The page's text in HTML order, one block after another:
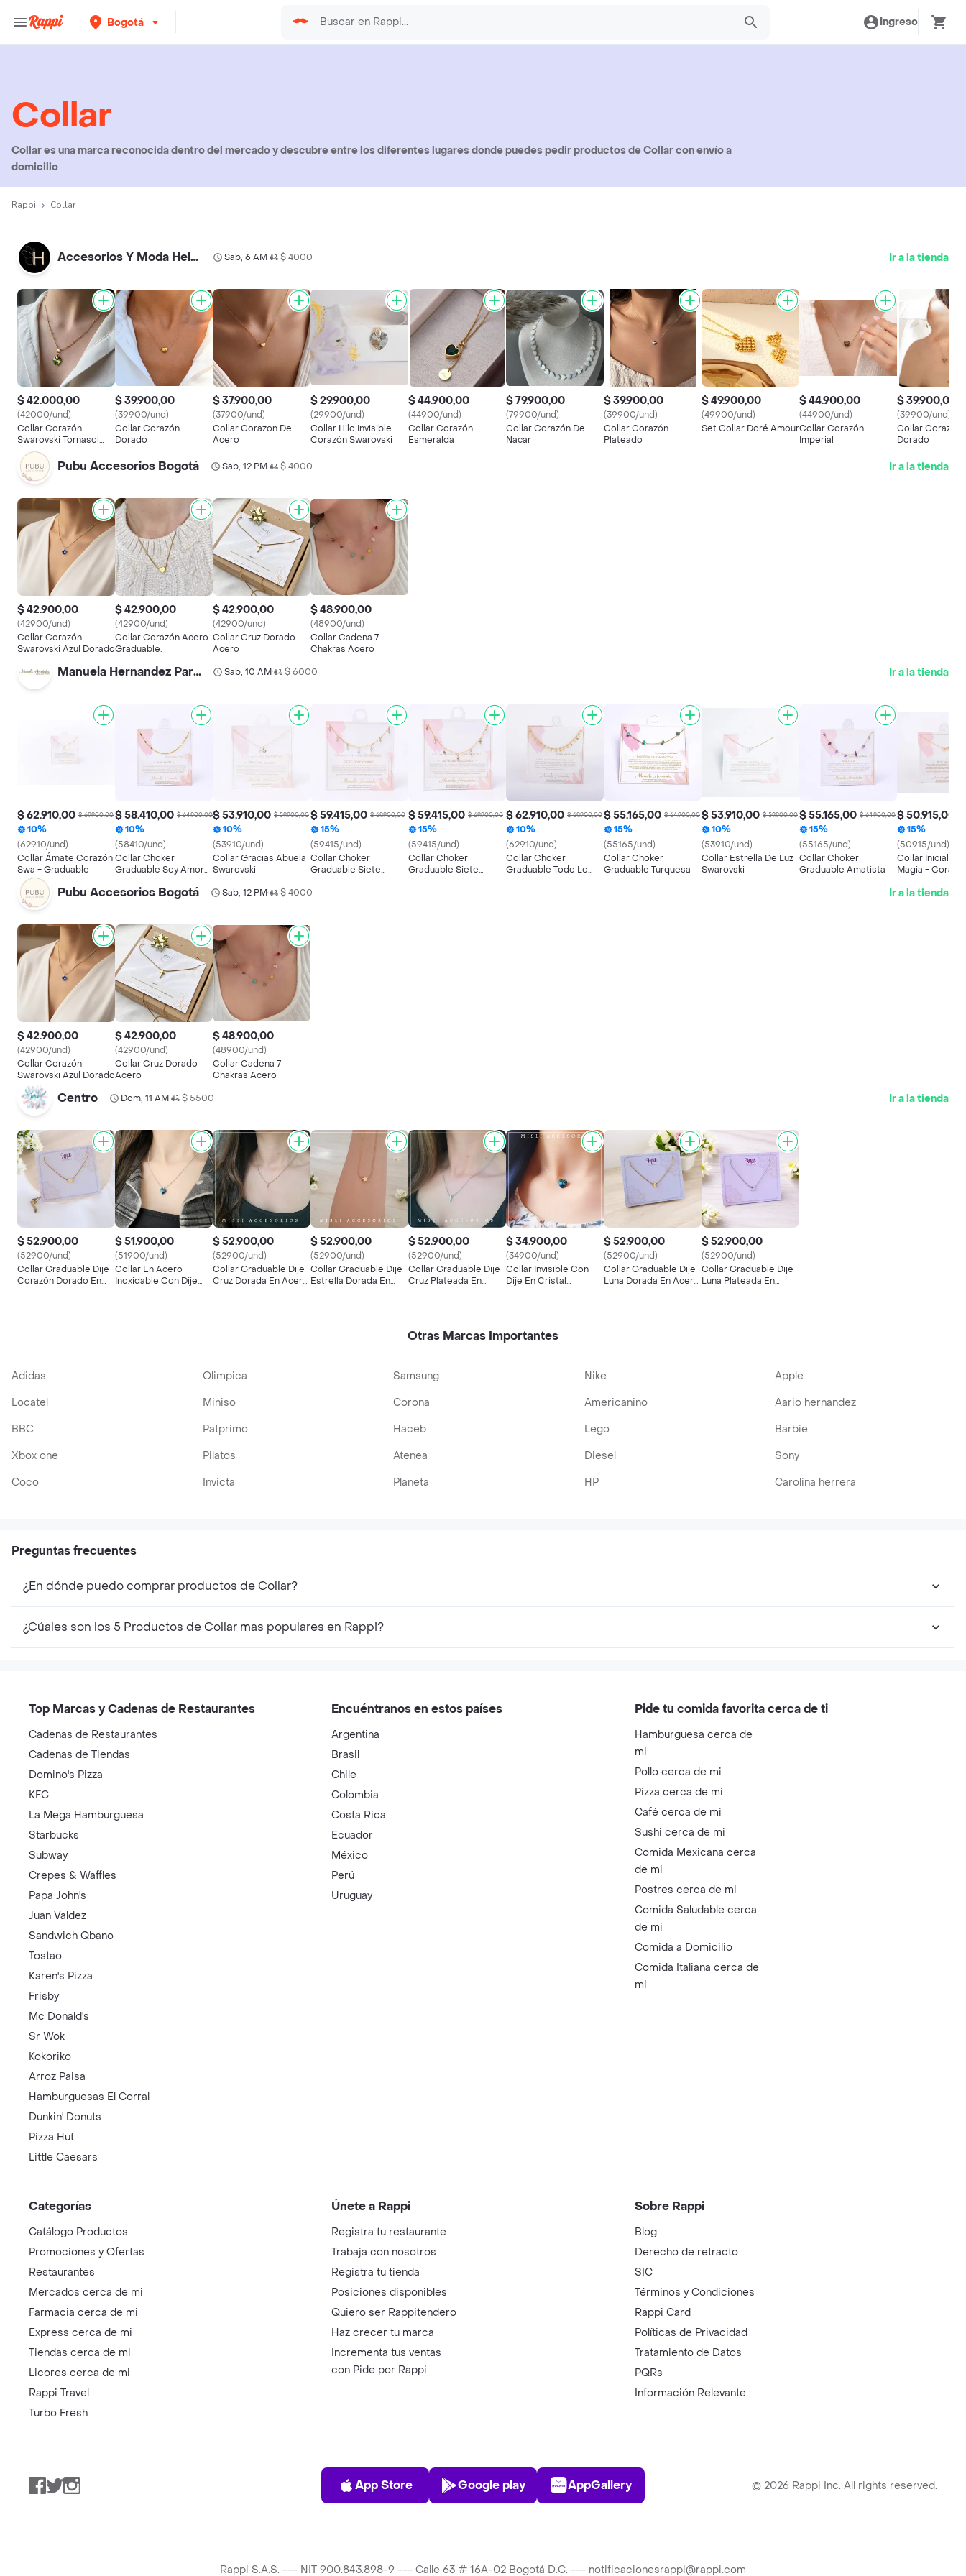
Bogotá Ingreso
Collar
Collar es una marca reconocida dentro del mercado y descubre entre los diferentes lugares donde puedes pedir productos de Collar con envío a
domicilio
Rappi Collar
Accesorios Y Moda Helena Rubiano Sab, 6 AM• $ 4000 Ir a la tienda
$ 42.000,00
(42000/und)
Collar Corazón
Swarovski Tornasol
Dorado
$ 39.900,00
(39900/und)
Collar Corazón
Dorado
$ 37.900,00
(37900/und)
Collar Corazon De
Acero
$ 29.900,00
(29900/und)
Collar Hilo Invisible
Corazón Swarovski
$ 44.900,00
(44900/und)
Collar Corazón
Esmeralda
$ 79.900,00
(79900/und)
Collar Corazón De
Nacar
$ 39.900,00
(39900/und)
Collar Corazón
Plateado
$ 49.900,00
(49900/und)
Set Collar Doré Amour
$ 44.900,00
(44900/und)
Collar Corazón
Imperial
$ 39.900,00
(39900/und)
Collar Corazón
Dorado
Pubu Accesorios Bogotá Sab, 12 PM• $ 4000 Ir a la tienda
$ 42.900,00
(42900/und)
Collar Corazón
Swarovski Azul Dorado
$ 42.900,00
(42900/und)
Collar Corazón Acero
Graduable.
$ 42.900,00
(42900/und)
Collar Cruz Dorado
Acero
$ 48.900,00
(48900/und)
Collar Cadena 7
Chakras Acero
Manuela Hernandez Parque La Colina 2 Piso Al Lado De Adidas Sab, 10 AM• $ 6000 Ir a la tienda
$ 62.910,00 $ 69.900,00
10%
(62910/und)
Collar Ámate Corazón
Swa - Graduable
$ 58.410,00 $ 64.900,00
10%
(58410/und)
Collar Choker
Graduable Soy Amor
$ 53.910,00 $ 59.900,00
10%
(53910/und)
Collar Gracias Abuela
Swarovski
$ 59.415,00 $ 69.900,00
15%
(59415/und)
Collar Choker
Graduable Siete
Swarovski
$ 59.415,00 $ 69.900,00
15%
(59415/und)
Collar Choker
Graduable Siete
$ 62.910,00 $ 69.900,00
10%
(62910/und)
Collar Choker
Graduable Todo Lo
$ 55.165,00 $ 64.900,00
15%
(55165/und)
Collar Choker
Graduable Turquesa
$ 53.910,00 $ 59.900,00
10%
(53910/und)
Collar Estrella De Luz
Swarovski
$ 55.165,00 $ 64.900,00
15%
(55165/und)
Collar Choker
Graduable Amatista
$ 50.915,00
15%
(50915/und)
Collar Inicial N,
Magia -
Pubu Accesorios Bogotá Sab, 12 PM• $ 4000 Ir a la tienda
$ 42.900,00
(42900/und)
Collar Corazón
Swarovski Azul Dorado
$ 42.900,00
(42900/und)
Collar Cruz Dorado
Acero
$ 48.900,00
(48900/und)
Collar Cadena 7
Chakras Acero
Centro Dom, 11 AM• $ 5500 Ir a la tienda
$ 52.900,00
(52900/und)
Collar Graduable Dije
Corazón Dorado En
$ 51.900,00
(51900/und)
Collar En Acero
Inoxidable Con Dije
$ 52.900,00
(52900/und)
Collar Graduable Dije
Cruz Dorada En Acero
$ 52.900,00
(52900/und)
Collar Graduable Dije
Estrella Dorada En
$ 52.900,00
(52900/und)
Collar Graduable Dije
Cruz Plateada En
$ 34.900,00
(34900/und)
Collar Invisible Con
Dije En Cristal
$ 52.900,00
(52900/und)
Collar Graduable Dije
Luna Dorada En Acero
$ 52.900,00
(52900/und)
Collar Graduable Dije
Luna Plateada En
Otras Marcas Importantes
Adidas Olimpica Samsung Nike
Apple
Locatel
Miniso Corona Americanino
Aario hernandez
BBC
Patprimo Haceb Lego
Barbie
Xbox one
Pilatos Atenea Diesel
Sony
Coco
Invicta Planeta HP Carolina herrera
Preguntas frecuentes
¿En dónde puedo comprar productos de Collar?
¿Cúales son los 5 Productos de Collar mas populares en Rappi?
Top Marcas y Cadenas de Restaurantes
Cadenas de Restaurantes
Cadenas de Tiendas
Domino's Pizza
KFC
La Mega Hamburguesa
Starbucks
Subway
Crepes & Waffles
Papa John's
Juan Valdez
Sandwich Qbano
Tostao
Karen's Pizza
Frisby
Mc Donald's
Sr Wok
Kokoriko
Arroz Paisa
Hamburguesas El Corral
Dunkin' Donuts
Pizza Hut
Little Caesars
Encuéntranos en estos países
Argentina
Brasil
Chile
Colombia
Costa Rica
Ecuador
México
Perú
Uruguay
Pide tu comida favorita cerca de ti
Hamburguesa cerca de
mi
Pollo cerca de mi
Pizza cerca de mi
Café cerca de mi
Sushi cerca de mi
Comida Mexicana cerca
de mi
Postres cerca de mi
Comida Saludable cerca
de mi
Comida a Domicilio
Comida Italiana cerca de
mi
Categorías
Catálogo Productos
Promociones y Ofertas
Restaurantes
Mercados cerca de mi
Farmacia cerca de mi
Express cerca de mi
Tiendas cerca de mi
Licores cerca de mi
Rappi Travel
Turbo Fresh
Únete a Rappi
Registra tu restaurante
Trabaja con nosotros
Registra tu tienda
Posiciones disponibles
Quiero ser Rappitendero
Haz crecer tu marca
Incrementa tus ventas
con Pide por Rappi
Sobre Rappi
Blog
Derecho de retracto
SIC
Términos y Condiciones
Rappi Card
Políticas de Privacidad
Tratamiento de Datos
PQRs
Información Relevante
Facebook
TwitterInstagram
App Store
App Store
Play Store
Google play
AppGallery
AppGallery © 2026 Rappi Inc. All rights reserved.
Rappi S.A.S. --- NIT 900.843.898-9 --- Calle 63 # 16A-02 Bogotá D.C. --- notificacionesrappi@rappi.com